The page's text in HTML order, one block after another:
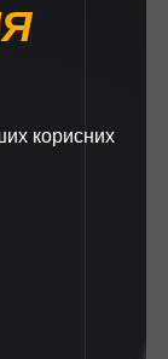
корисних